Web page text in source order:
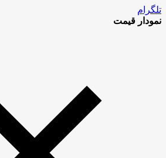
تلگرام
نمودار قیمت